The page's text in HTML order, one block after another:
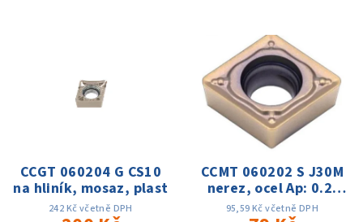
CCGT 060204 G CS10
na hliník, mosaz, plast
242 Kč včetně DPH
CCMT 060202 S J30M
nerez, ocel Ap: 0.2-
0.8mm f: 0.04-0.15
95,59 Kč včetně DPH